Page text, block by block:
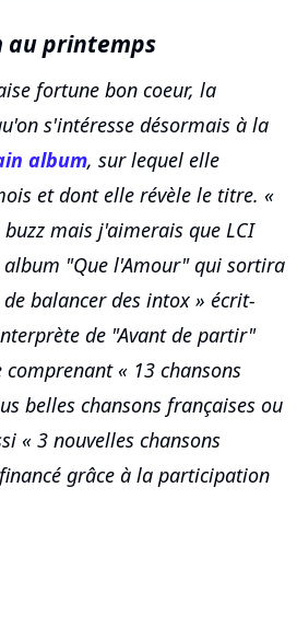
au printemps
fortune bon coeur, la
s'intéresse désormais à la
album, sur lequel elle
et dont elle révèle le titre. «
mais j'aimerais que LCI
"Que l'Amour" qui sortira
balancer des intox » écrit-
de "Avant de partir"
comprenant « 13 chansons
belles chansons françaises ou
« 3 nouvelles chansons
grâce à la participation